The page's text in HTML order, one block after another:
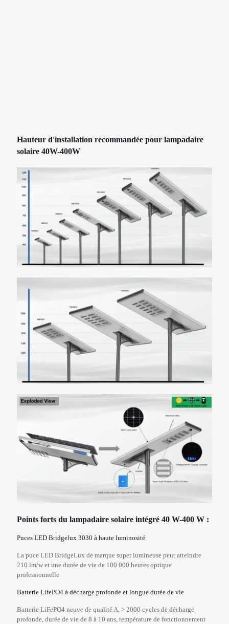
Hauteur d'installation recommandée pour lampadaire
solaire 40W-400W
Points forts du lampadaire solaire intégré 40 W-400 W :
Puces LED Bridgelux 3030 à haute luminosité
La puce LED BridgeLux de marque super lumineuse peut atteindre
210 lm/w et une durée de vie de 100 000 heures optique
professionnelle
Batterie LifePO4 à décharge profonde et longue durée de vie
Batterie LiFePO4 neuve de qualité A, > 2000 cycles de décharge
profonde, durée de vie de 8 à 10 ans, température de fonctionnement